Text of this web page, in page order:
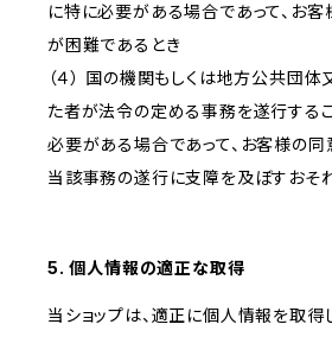
に特に必要がある場合であって、お
が困難であるとき
（４） 国の機関もしくは地方公共団
た者が法令の定める事務を遂行する
必要がある場合であって、お客様の同
当該事務の遂行に支障を及ぼすおそ
5. 個人情報の適正な取得
当ショップは、適正に個人情報を取得